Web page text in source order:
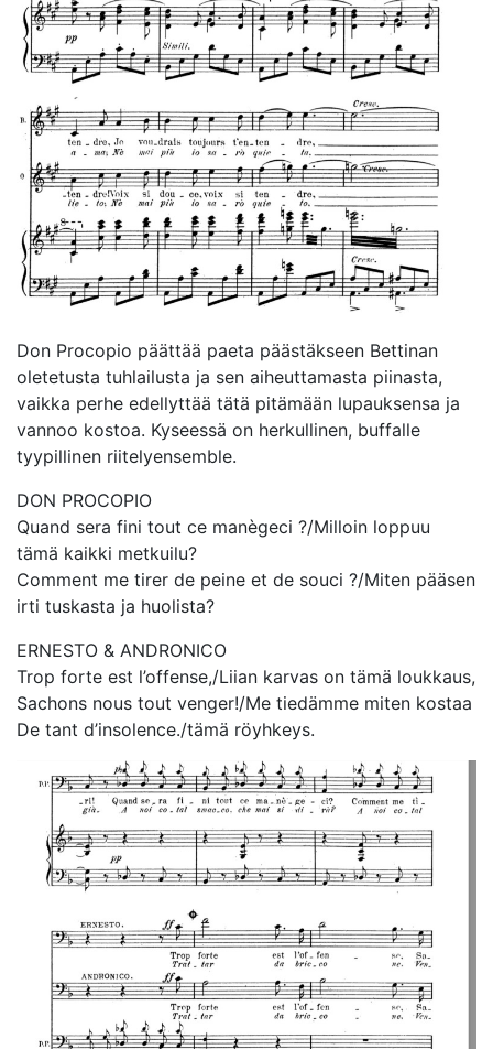
Don Procopio päättää paeta päästäkseen Bettinan
oletetusta tuhlailusta ja sen aiheuttamasta piinasta,
vaikka perhe edellyttää tätä pitämään lupauksensa ja
vannoo kostoa. Kyseessä on herkullinen, buffalle
tyypillinen riitelyensemble.
DON PROCOPIO
Quand sera fini tout ce manègeci ?/Milloin loppuu
tämä kaikki metkuilu?
Comment me tirer de peine et de souci ?/Miten pääsen
irti tuskasta ja huolista?
ERNESTO & ANDRONICO
Trop forte est l’offense,/Liian karvas on tämä loukkaus,
Sachons nous tout venger!/Me tiedämme miten kostaa
De tant d’insolence./tämä röyhkeys.